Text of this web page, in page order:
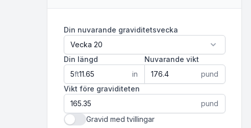
Din nuvarande graviditetsvecka
Din längd
ft
in
Nuvarande vikt
pund
Vikt före graviditeten
pund
Gravid med tvillingar